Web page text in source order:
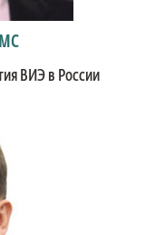
ВИЭ в России